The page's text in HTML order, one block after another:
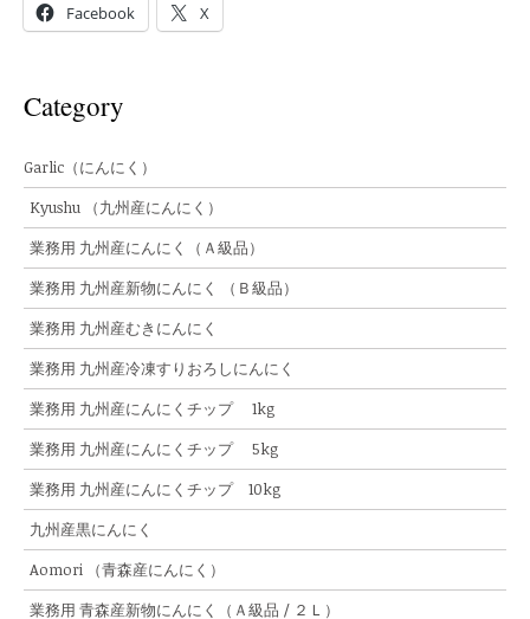
Facebook X
Category
Garlic（にんにく）
Kyushu （九州産にんにく）
業務用 九州産にんにく（Ａ級品）
業務用 九州産新物にんにく （Ｂ級品）
業務用 九州産むきにんにく
業務用 九州産冷凍すりおろしにんにく
業務用 九州産にんにくチップ 1kg
業務用 九州産にんにくチップ 5kg
業務用 九州産にんにくチップ 10kg
九州産黒にんにく
Aomori （青森産にんにく）
業務用 青森産新物にんにく（Ａ級品 / ２Ｌ）